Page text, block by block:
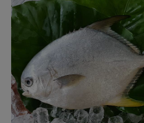
奶蛋豆・五穀
乳製品
米麵雜糧
肉品・水產
畜產肉類 水產
水畜加工品
肉食
蛋料理
料理方式
把最好的台灣味帶回家！
防災用品預購圓滿結束
2026年端午節預購圓滿結束
更多預購活動
當季產品
傳到心坎裡，誠心又澎派
觀點文章
一籃菜真心
社內大小事 合作聯合國
產品故事 生活提案
樂齡生活 親子食育
廚房瑜伽
關於合作社
認識合作社
關於我們
合作社組織
員工與求才
重要公告